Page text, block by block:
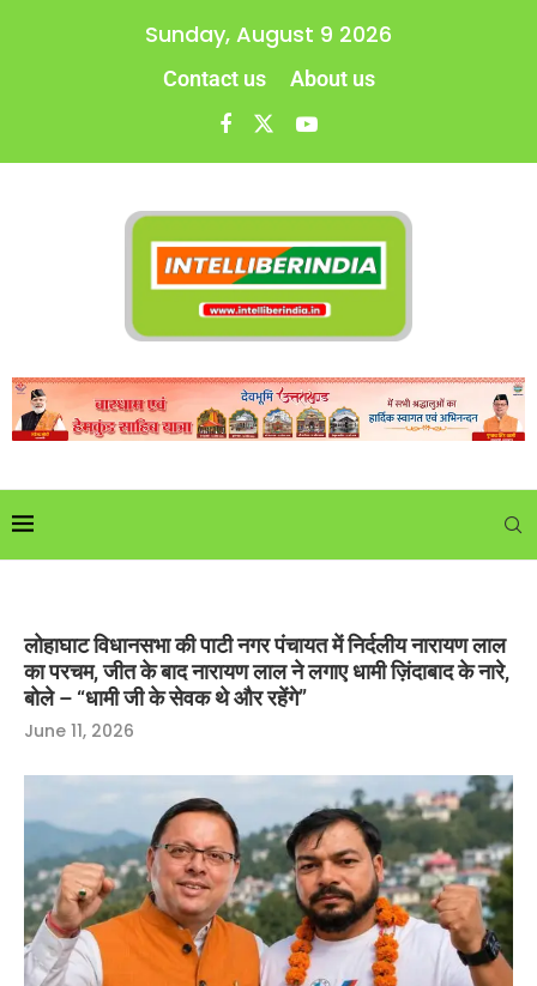
Sunday, August 9 2026
Contact us About us
लोहाघाट विधानसभा की पाटी नगर पंचायत में निर्दलीय नारायण लाल
का परचम, जीत के बाद नारायण लाल ने लगाए धामी ज़िंदाबाद के नारे,
बोले – “धामी जी के सेवक थे और रहेंगे”
June 11, 2026